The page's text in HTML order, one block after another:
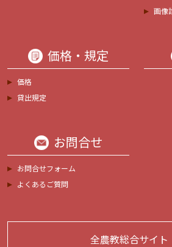
画像
価格・規定
価格
貸出規定
お問合せ
お問合せフォーム
よくあるご質問
全農教総合サイト